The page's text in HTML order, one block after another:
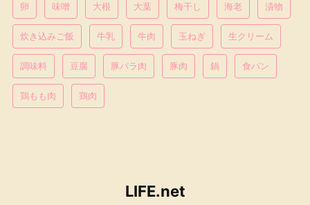
卵 味噌 大根 大葉 梅干し 海老 漬物
炊き込みご飯 牛乳 牛肉 玉ねぎ 生クリーム
調味料 豆腐 豚バラ肉 豚肉 鍋 食パン
鶏もも肉 鶏肉
LIFE.net